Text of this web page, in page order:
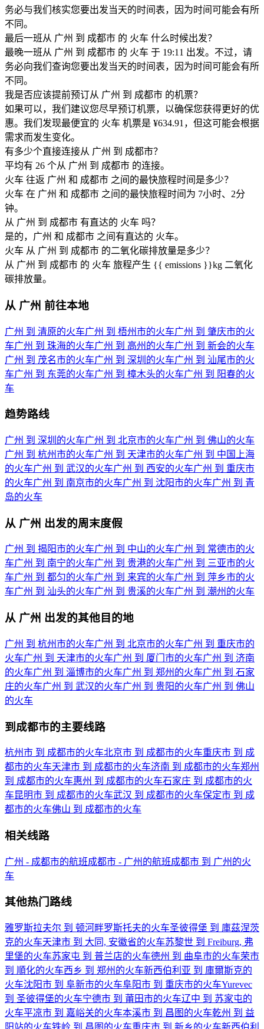
务必与我们核实您要出发当天的时间表，因为时间可能会有所
不同。
最后一班从 广州 到 成都市 的 火车 什么时候出发？
最晚一班从 广州 到 成都市 的 火车 于 19:11 出发。不过，请
务必向我们查询您要出发当天的时间表，因为时间可能会有所
不同。
我是否应该提前预订从 广州 到 成都市 的机票？
如果可以，我们建议您尽早预订机票，以确保您获得更好的优
惠。我们发现最便宜的 火车 机票是 ¥634.91，但这可能会根据
需求而发生变化。
有多少个直接连接从 广州 到 成都市？
平均有 26 个从 广州 到 成都市 的连接。
火车 往返 广州 和 成都市 之间的最快旅程时间是多少？
火车 在 广州 和 成都市 之间的最快旅程时间为 7小时、2分
钟。
从 广州 到 成都市 有直达的 火车 吗？
是的，广州 和 成都市 之间有直达的 火车。
火车 从 广州 到 成都市 的二氧化碳排放量是多少？
从 广州 到 成都市 的 火车 旅程产生 {{ emissions }}kg 二氧化
碳排放量。
从 广州 前往本地
广州 到 清原的火车广州 到 梧州市的火车广州 到 肇庆市的火
车广州 到 珠海的火车广州 到 高州的火车广州 到 新会的火车
广州 到 茂名市的火车广州 到 深圳的火车广州 到 汕尾市的火
车广州 到 东莞的火车广州 到 樟木头的火车广州 到 阳春的火
车
趋势路线
广州 到 深圳的火车广州 到 北京市的火车广州 到 佛山的火车
广州 到 杭州市的火车广州 到 天津市的火车广州 到 中国上海
的火车广州 到 武汉的火车广州 到 西安的火车广州 到 重庆市
的火车广州 到 南京市的火车广州 到 沈阳市的火车广州 到 青
岛的火车
从 广州 出发的周末度假
广州 到 揭阳市的火车广州 到 中山的火车广州 到 常德市的火
车广州 到 南宁的火车广州 到 贵港的火车广州 到 三亚市的火
车广州 到 都匀的火车广州 到 来宾的火车广州 到 萍乡市的火
车广州 到 汕头的火车广州 到 贵溪的火车广州 到 潮州的火车
从 广州 出发的其他目的地
广州 到 杭州市的火车广州 到 北京市的火车广州 到 重庆市的
火车广州 到 天津市的火车广州 到 厦门市的火车广州 到 济南
的火车广州 到 淄博市的火车广州 到 郑州的火车广州 到 石家
庄的火车广州 到 武汉的火车广州 到 贵阳的火车广州 到 佛山
的火车
到成都市的主要线路
杭州市 到 成都市的火车北京市 到 成都市的火车重庆市 到 成
都市的火车天津市 到 成都市的火车济南 到 成都市的火车郑州
到 成都市的火车惠州 到 成都市的火车石家庄 到 成都市的火
车昆明市 到 成都市的火车武汉 到 成都市的火车保定市 到 成
都市的火车佛山 到 成都市的火车
相关线路
广州 - 成都市的航班成都市 - 广州的航班成都市 到 广州的火
车
其他热门路线
雅罗斯拉夫尔 到 顿河畔罗斯托夫的火车圣彼得堡 到 庫茲涅茨
克的火车天津市 到 大同, 安徽省的火车苏黎世 到 Freiburg, 弗
里堡的火车苏家屯 到 普兰店的火车德州 到 曲阜市的火车荣市
到 順化的火车西乡 到 郑州的火车新西伯利亚 到 庫爾斯克的
火车沈阳市 到 阜新市的火车阜阳市 到 重庆市的火车Yurevec
到 圣彼得堡的火车宁德市 到 莆田市的火车辽中 到 苏家屯的
火车平凉市 到 嘉峪关的火车本溪市 到 昌图的火车乾州 到 益